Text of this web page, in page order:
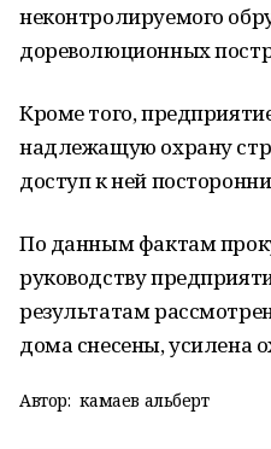
неконтролируемого
дореволюционных
Кроме того,
надлежащую охрану
доступ к ней
По данным фактам
руководству
результатам
дома снесены, усилена
Автор: камаев альберт